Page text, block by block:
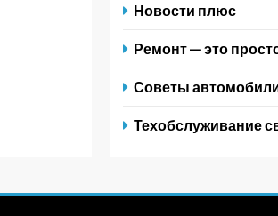
Новости плюс
Ремонт — это
Советы
Техобслуживание